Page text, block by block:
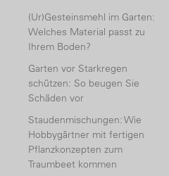
(Ur)Gesteinsmehl im Garten:
Welches Material passt zu
Ihrem Boden?
Garten vor Starkregen
schützen: So beugen Sie
Schäden vor
Staudenmischungen: Wie
Hobbygärtner mit fertigen
Pflanzkonzepten zum
Traumbeet kommen